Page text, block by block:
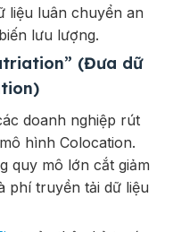
liệu luân chuyển an
lưu lượng.
(Đưa dữ
doanh nghiệp rút
hình Colocation.
quy mô lớn cắt giảm
phí truyền tải dữ liệu